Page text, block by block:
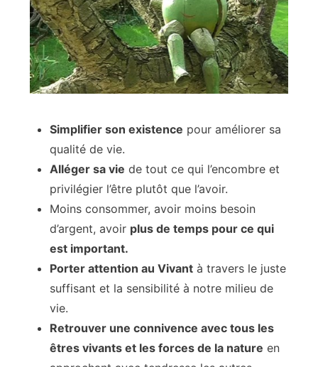
Simplifier son existence pour améliorer sa
qualité de vie.
Alléger sa vie de tout ce qui l’encombre et
privilégier l’être plutôt que l’avoir.
Moins consommer, avoir moins besoin
d’argent, avoir plus de temps pour ce qui
est important.
Porter attention au Vivant à travers le juste
suffisant et la sensibilité à notre milieu de
vie.
Retrouver une connivence avec tous les
êtres vivants et les forces de la nature en